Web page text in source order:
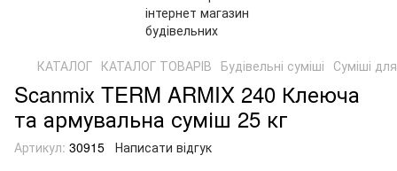
КАТАЛОГ КАТАЛОГ ТОВАРІВ Будівельні суміші Суміші
Scanmix TERM ARMIX 240 Клеюча
та армувальна суміш 25 кг
Артикул: 30915 Написати відгук